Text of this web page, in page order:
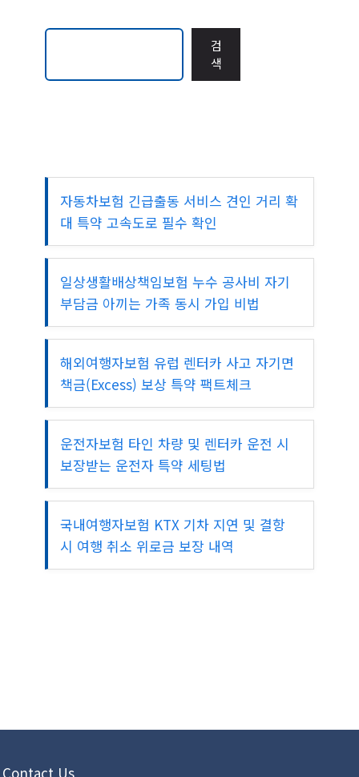
검
검
색
자동차보험 긴급출동 서비스 견인 거리 확
대 특약 고속도로 필수 확인
일상생활배상책임보험 누수 공사비 자기
부담금 아끼는 가족 동시 가입 비법
해외여행자보험 유럽 렌터카 사고 자기면
책금(Excess) 보상 특약 팩트체크
운전자보험 타인 차량 및 렌터카 운전 시
보장받는 운전자 특약 세팅법
국내여행자보험 KTX 기차 지연 및 결항
시 여행 취소 위로금 보장 내역
Contact Us